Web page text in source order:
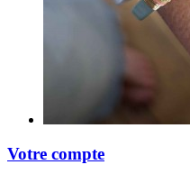
Votre compte